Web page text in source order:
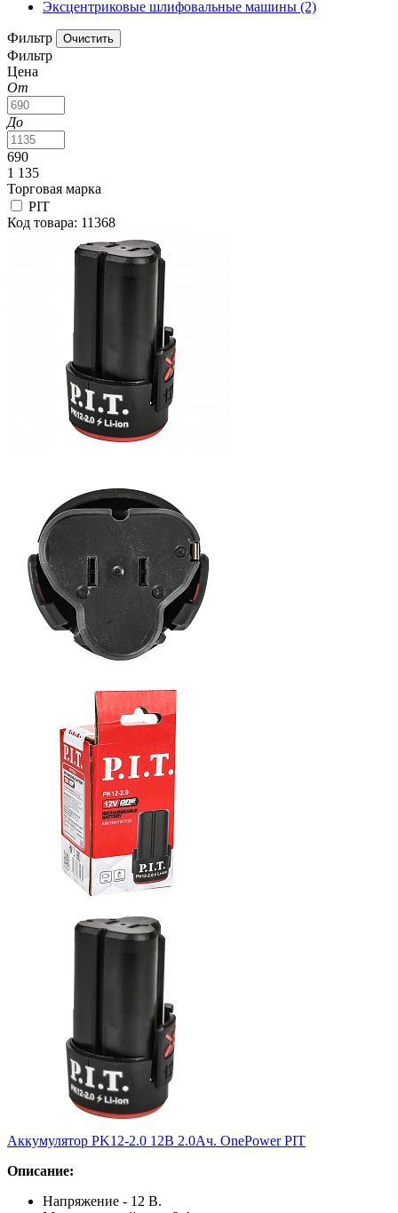
Эксцентриковые шлифовальные машины (2)
Фильтр
Фильтр
Цена
От
До
690
1 135
Торговая марка
PIT
Код товара: 11368
Аккумулятор PK12-2.0 12В 2.0Ач. OnePower PIT
Описание:
Напряжение - 12 В.